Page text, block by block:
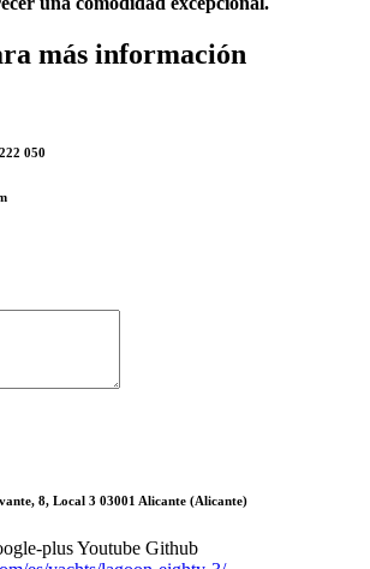
más información
050
8, Local 3 03001 Alicante (Alicante)
plusYoutube Github